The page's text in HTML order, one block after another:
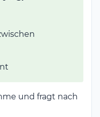
und fragt nach